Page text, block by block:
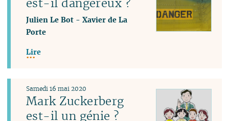
est-il dangereux ?
Julien Le Bot -Xavier de La
Porte
Lire
Mark Zuckerberg
est-il un génie ?
Samedi 16 mai 2020